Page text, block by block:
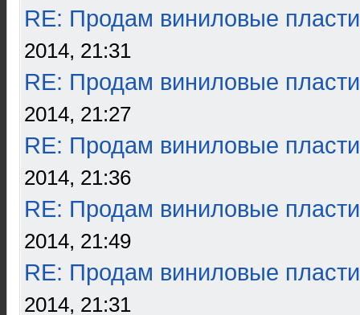
RE: Продам виниловые
2014, 21:31
RE: Продам виниловые
2014, 21:27
RE: Продам виниловые
2014, 21:36
RE: Продам виниловые
2014, 21:49
RE: Продам виниловые
2014, 21:31